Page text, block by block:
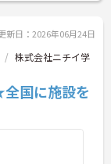
新日：2026年06月24日
株式会社ニチイ学
国に施設を